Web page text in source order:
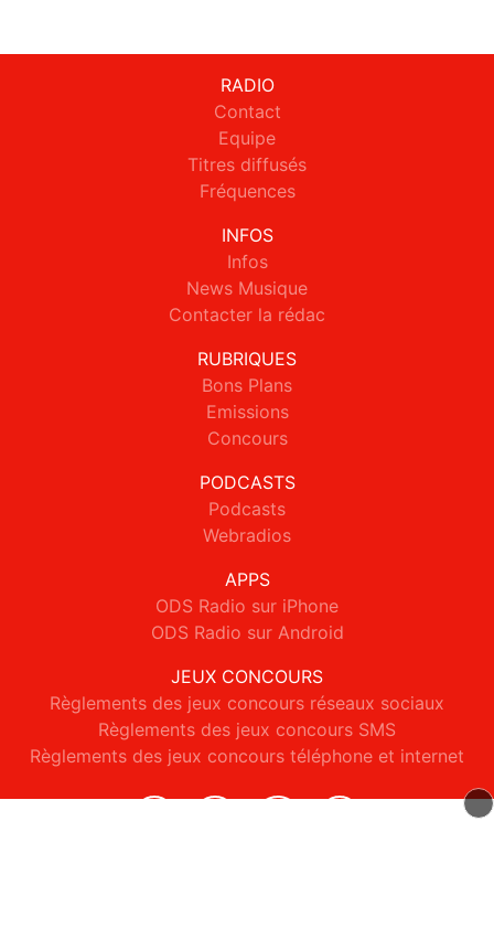
RADIO
Contact
Equipe
Titres diffusés
Fréquences
INFOS
Infos
News Musique
Contacter la rédac
RUBRIQUES
Bons Plans
Emissions
Concours
PODCASTS
Podcasts
Webradios
APPS
ODS Radio sur iPhone
ODS Radio sur Android
JEUX CONCOURS
Règlements des jeux concours réseaux sociaux
Règlements des jeux concours SMS
Règlements des jeux concours téléphone et internet